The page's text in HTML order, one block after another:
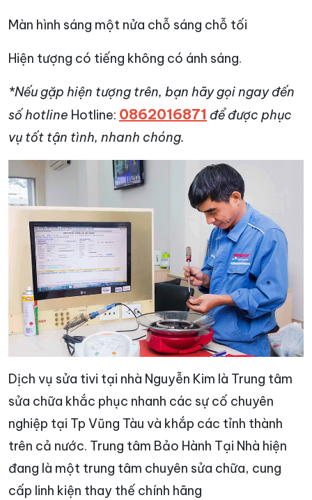
Màn hình sáng một nửa chỗ sáng chỗ tối
Hiện tượng có tiếng không có ánh sáng.
*Nếu gặp hiện tượng trên, bạn hãy gọi ngay đến
số hotline Hotline: 0862016871 để được phục
vụ tốt tận tình, nhanh chóng.
Dịch vụ sửa tivi tại nhà Nguyễn Kim là Trung tâm
sửa chữa khắc phục nhanh các sự cố chuyên
nghiệp tại Tp Vũng Tàu và khắp các tỉnh thành
trên cả nước. Trung tâm Bảo Hành Tại Nhà hiện
đang là một trung tâm chuyên sửa chữa, cung
cấp linh kiện thay thế chính hãng